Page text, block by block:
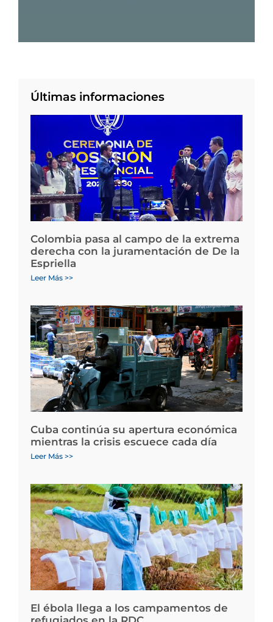
Últimas informaciones
Colombia pasa al campo de la extrema
derecha con la juramentación de De la
Espriella
Leer Más >>
Cuba continúa su apertura económica
mientras la crisis escuece cada día
Leer Más >>
El ébola llega a los campamentos de